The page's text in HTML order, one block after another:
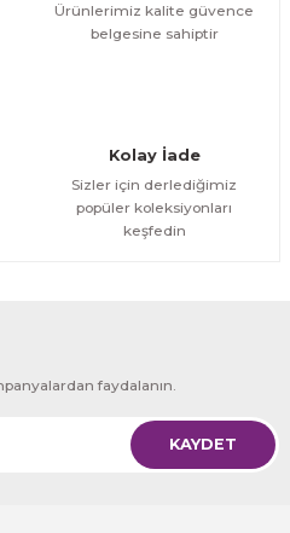
Ürünlerimiz kalite güvence
belgesine sahiptir
Kolay İade
Sizler için derlediğimiz
popüler koleksiyonları
keşfedin
faydalanın.
KAYDET